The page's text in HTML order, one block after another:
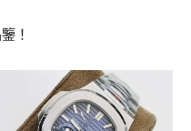
！